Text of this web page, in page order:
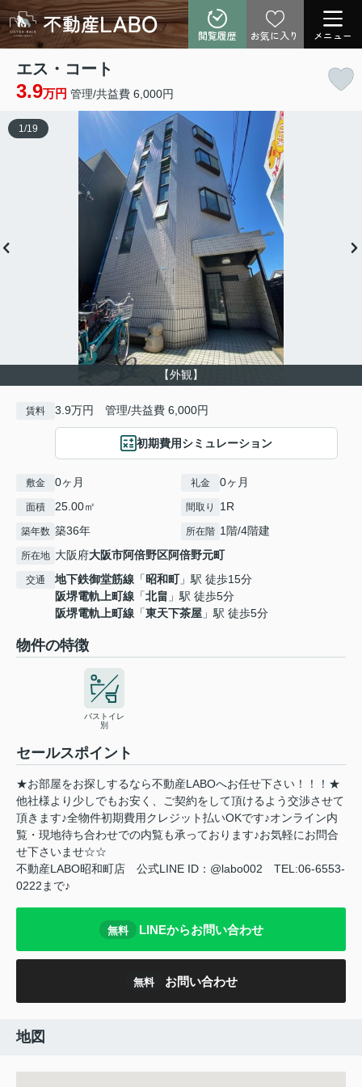
閲覧履歴 お気に入り メニュー
エス・コート
3.9万円 管理/共益費 6,000円
【外観】
1 /19
賃料 3.9万円 管理/共益費 6,000円
初期費用シミュレーション
敷金 0ヶ月 礼金 0ヶ月
面積 25.00㎡ 間取り 1R
築年数 築36年 所在階 1階/4階建
所在地 大阪府大阪市阿倍野区阿倍野元町
交通 地下鉄御堂筋線 「昭和町」駅 徒歩15分
阪堺電軌上町線 「北畠 」駅 徒歩5分
阪堺電軌上町線 「東天下茶屋 」駅 徒歩5分
物件の特徴
バストイレ
別
セールスポイント
★お部屋をお探しするなら不動産LABOへお任せ下さい！！！★
他社様より少しでもお安く、ご契約をして頂けるよう交渉させて
頂きます♪全物件初期費用クレジット払いOKです♪オンライン内
覧・現地待ち合わせでの内覧も承っております♪お気軽にお問合
せ下さいませ☆☆
不動産LABO昭和町店 公式LINE ID：@labo002 TEL:06-6553-
0222まで♪
無料 LINEからお問い合わせ
無料 お問い合わせ
地図